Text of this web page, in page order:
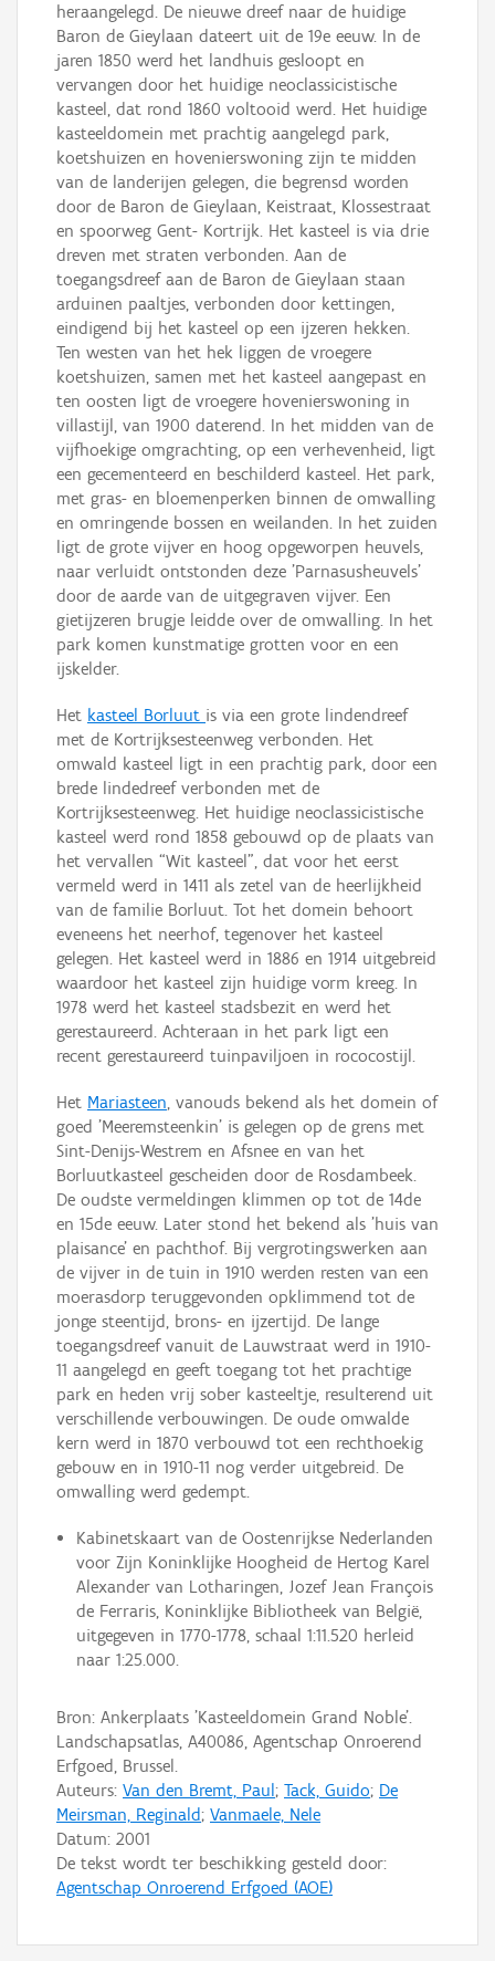
heraangelegd. De nieuwe dreef naar de huidige
Baron de Gieylaan dateert uit de 19e eeuw. In de
jaren 1850 werd het landhuis gesloopt en
vervangen door het huidige neoclassicistische
kasteel, dat rond 1860 voltooid werd. Het huidige
kasteeldomein met prachtig aangelegd park,
koetshuizen en hovenierswoning zijn te midden
van de landerijen gelegen, die begrensd worden
door de Baron de Gieylaan, Keistraat, Klossestraat
en spoorweg Gent- Kortrijk. Het kasteel is via drie
dreven met straten verbonden. Aan de
toegangsdreef aan de Baron de Gieylaan staan
arduinen paaltjes, verbonden door kettingen,
eindigend bij het kasteel op een ijzeren hekken.
Ten westen van het hek liggen de vroegere
koetshuizen, samen met het kasteel aangepast en
ten oosten ligt de vroegere hovenierswoning in
villastijl, van 1900 daterend. In het midden van de
vijfhoekige omgrachting, op een verhevenheid, ligt
een gecementeerd en beschilderd kasteel. Het park,
met gras- en bloemenperken binnen de omwalling
en omringende bossen en weilanden. In het zuiden
ligt de grote vijver en hoog opgeworpen heuvels,
naar verluidt ontstonden deze 'Parnasusheuvels'
door de aarde van de uitgegraven vijver. Een
gietijzeren brugje leidde over de omwalling. In het
park komen kunstmatige grotten voor en een
ijskelder.
Het kasteel Borluut is via een grote lindendreef
met de Kortrijksesteenweg verbonden. Het
omwald kasteel ligt in een prachtig park, door een
brede lindedreef verbonden met de
Kortrijksesteenweg. Het huidige neoclassicistische
kasteel werd rond 1858 gebouwd op de plaats van
het vervallen “Wit kasteel”, dat voor het eerst
vermeld werd in 1411 als zetel van de heerlijkheid
van de familie Borluut. Tot het domein behoort
eveneens het neerhof, tegenover het kasteel
gelegen. Het kasteel werd in 1886 en 1914 uitgebreid
waardoor het kasteel zijn huidige vorm kreeg. In
1978 werd het kasteel stadsbezit en werd het
gerestaureerd. Achteraan in het park ligt een
recent gerestaureerd tuinpaviljoen in rococostijl.
Het Mariasteen, vanouds bekend als het domein of
goed 'Meeremsteenkin' is gelegen op de grens met
Sint-Denijs-Westrem en Afsnee en van het
Borluutkasteel gescheiden door de Rosdambeek.
De oudste vermeldingen klimmen op tot de 14de
en 15de eeuw. Later stond het bekend als 'huis van
plaisance' en pachthof. Bij vergrotingswerken aan
de vijver in de tuin in 1910 werden resten van een
moerasdorp teruggevonden opklimmend tot de
jonge steentijd, brons- en ijzertijd. De lange
toegangsdreef vanuit de Lauwstraat werd in 1910-
11 aangelegd en geeft toegang tot het prachtige
park en heden vrij sober kasteeltje, resulterend uit
verschillende verbouwingen. De oude omwalde
kern werd in 1870 verbouwd tot een rechthoekig
gebouw en in 1910-11 nog verder uitgebreid. De
omwalling werd gedempt.
Kabinetskaart van de Oostenrijkse Nederlanden
voor Zijn Koninklijke Hoogheid de Hertog Karel
Alexander van Lotharingen, Jozef Jean François
de Ferraris, Koninklijke Bibliotheek van België,
uitgegeven in 1770-1778, schaal 1:11.520 herleid
naar 1:25.000.
Bron: Ankerplaats 'Kasteeldomein Grand Noble'.
Landschapsatlas, A40086, Agentschap Onroerend
Erfgoed, Brussel.
Auteurs: Van den Bremt, Paul; Tack, Guido; De
Meirsman, Reginald; Vanmaele, Nele
Datum: 2001
De tekst wordt ter beschikking gesteld door:
Agentschap Onroerend Erfgoed (AOE)